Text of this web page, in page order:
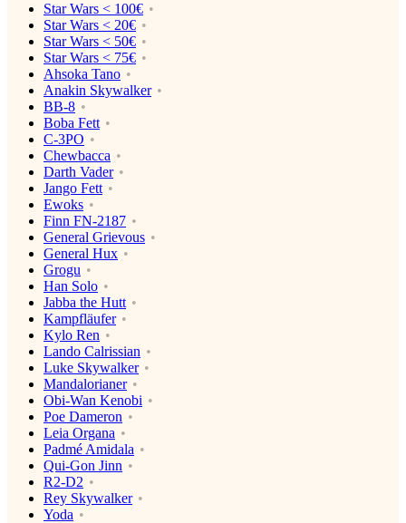
Star Wars < 100€
Star Wars < 20€
Star Wars < 50€
Star Wars < 75€
Ahsoka Tano
Anakin Skywalker
BB-8
Boba Fett
C-3PO
Chewbacca
Darth Vader
Jango Fett
Ewoks
Finn FN-2187
General Grievous
General Hux
Grogu
Han Solo
Jabba the Hutt
Kampfläufer
Kylo Ren
Lando Calrissian
Luke Skywalker
Mandalorianer
Obi-Wan Kenobi
Poe Dameron
Leia Organa
Padmé Amidala
Qui-Gon Jinn
R2-D2
Rey Skywalker
Yoda